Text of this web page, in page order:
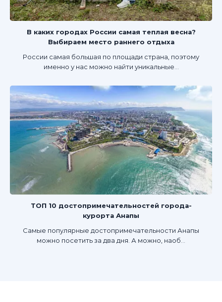
В каких городах России самая теплая весна?
Выбираем место раннего отдыха
России самая большая по площади страна, поэтому
именно у нас можно найти уникальные...
ТОП 10 достопримечательностей города-
курорта Анапы
Самые популярные достопримечательности Анапы
можно посетить за два дня. А можно, наоб...